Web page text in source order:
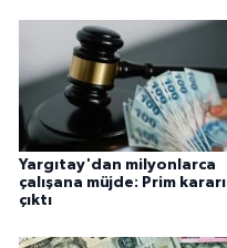
Yargıtay'dan milyonlarca
çalışana müjde: Prim kararı
çıktı